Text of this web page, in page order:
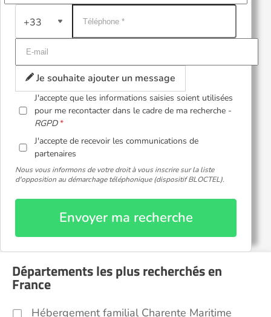
+33
Je souhaite ajouter un message
J'accepte que les informations saisies soient utilisées
pour me recontacter dans le cadre de ma recherche -
RGPD
J'accepte de recevoir les communications de
partenaires
Nous vous informons de votre droit à vous inscrire sur la liste
d'opposition au démarchage téléphonique (dispositif BLOCTEL).
Envoyer ma recherche
Départements les plus recherchés en
France
Hébergement familial Charente Maritime